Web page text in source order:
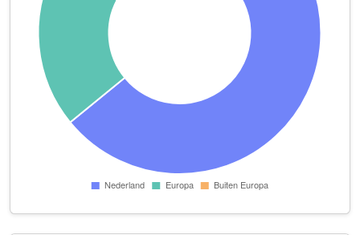
Embloom B.V.
Gelissendomein 8 Bus 40
Feij IT Services
Meendaal 206
Geobas
Slagmolen 4 A 04
Gezondheidscentrum Heer
Einsteinstraat 34 A 03